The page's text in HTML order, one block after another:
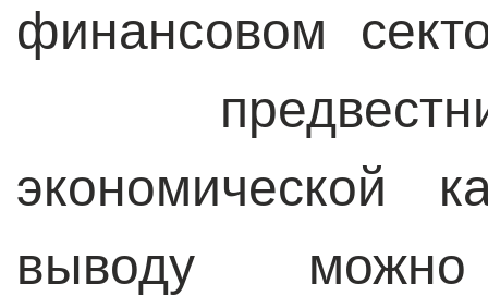
финансовом
экономической
выводу